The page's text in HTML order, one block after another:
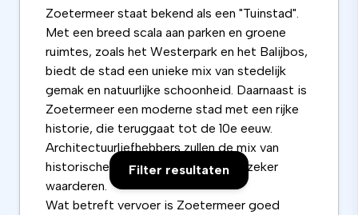
Filter resultaten
Zoetermeer staat bekend als een "Tuinstad".
Met een breed scala aan parken en groene
ruimtes, zoals het Westerpark en het Balijbos,
biedt de stad een unieke mix van stedelijk
gemak en natuurlijke schoonheid. Daarnaast is
Zoetermeer een moderne stad met een rijke
historie, die teruggaat tot de 10e eeuw.
Architectuurliefhebbers zullen de mix van
historische en moderne gebouwen zeker
waarderen.
Wat betreft vervoer is Zoetermeer goed